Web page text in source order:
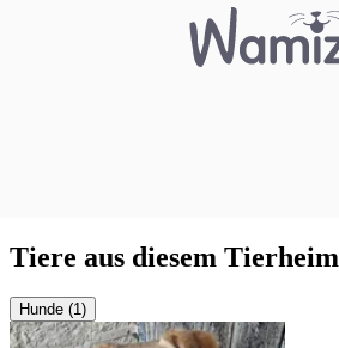
Tiere aus diesem Tierheim
Hunde (1)